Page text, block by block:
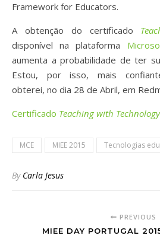
Framework for Educators.
A obtenção do certificado
disponível na plataforma
aumenta a probabilidade de ter
Estou, por isso, mais
obterei, no dia 28 de Abril, em
Certificado Teaching with Technology
MCE MIEE 2015 Tecnologias
By Carla Jesus
PREVIOUS
MIEE DAY PORTUGAL